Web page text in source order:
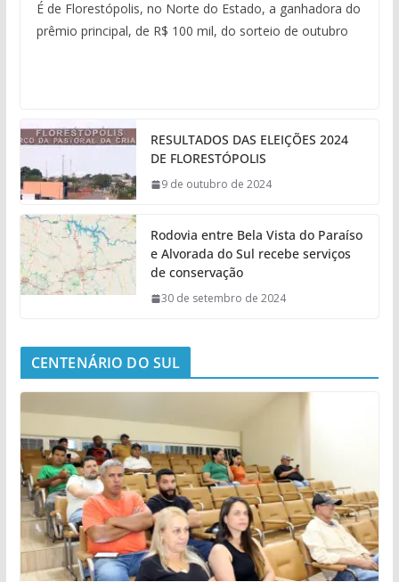
É de Florestópolis, no Norte do Estado, a ganhadora do
prêmio principal, de R$ 100 mil, do sorteio de outubro
RESULTADOS DAS ELEIÇÕES 2024
DE FLORESTÓPOLIS
9 de outubro de 2024
Rodovia entre Bela Vista do Paraíso
e Alvorada do Sul recebe serviços
de conservação
30 de setembro de 2024
CENTENÁRIO DO SUL